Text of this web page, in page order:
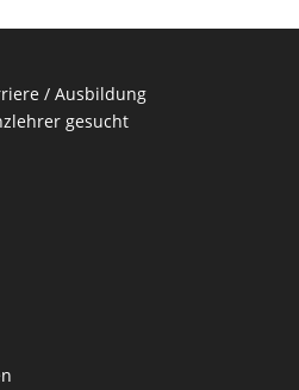
/ Ausbildung
gesucht